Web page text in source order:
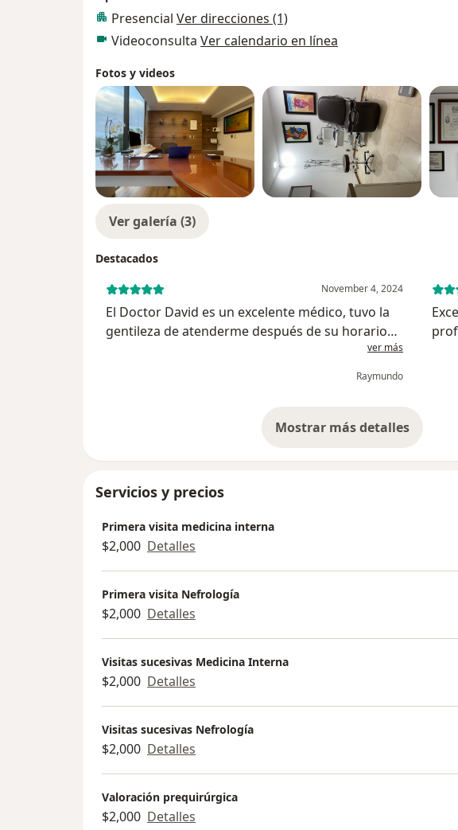
Presencial Ver direcciones (1)
Videoconsulta Ver calendario en línea
Fotos y videos
Ver galería (3)
Destacados
November 4, 2024
El Doctor David es un excelente médico, tuvo la
gentileza de atenderme después de su horario
de consulta, me explico a detalle los resultados
de mis estudios y me mandó realizar otros
ver más
Raymundo
Mostrar más detalles
sobre la experiencia
Servicios y precios
Primera visita medicina interna
$2,000 Detalles
Primera visita Nefrología
$2,000 Detalles
Visitas sucesivas Medicina Interna
$2,000 Detalles
Visitas sucesivas Nefrología
$2,000 Detalles
Valoración prequirúrgica
$2,000 Detalles